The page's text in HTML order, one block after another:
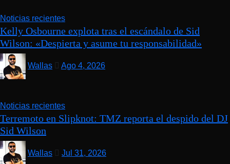
Noticias recientes
Kelly Osbourne explota tras el escándalo de Sid
Wilson: «Despierta y asume tu responsabilidad»
Wallas Ago 4, 2026
Noticias recientes
Terremoto en Slipknot: TMZ reporta el despido del DJ
Sid Wilson
Wallas Jul 31, 2026